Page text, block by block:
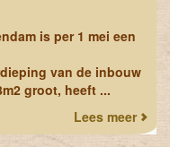
isper 1 mei een
van de inbouw
groot, heeft ...
Lees meer